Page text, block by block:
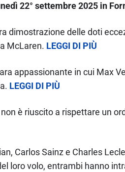
22° settembre 2025 in
dimostrazione delle doti
McLaren. LEGGI DI PIÙ
appassionante in cui Max
LEGGI DI PIÙ
è riuscito a rispettare un
Carlos Sainz e Charles
loro volo, entrambi hanno